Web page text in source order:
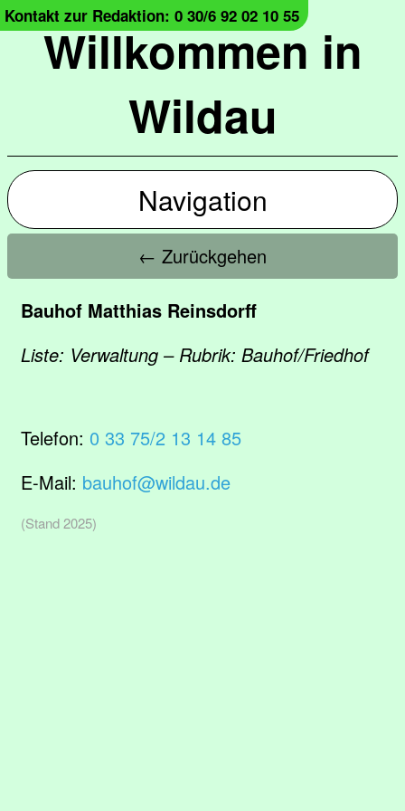
Willkommen in
Wildau
Kontakt zur Redaktion: 0 30/6 92 02 10 55
Navigation
← Zurückgehen
Bauhof Matthias Reinsdorff
Liste: Verwaltung – Rubrik: Bauhof/Friedhof
Telefon: 0 33 75/2 13 14 85
E-Mail: bauhof@wildau.de
(Stand 2025)